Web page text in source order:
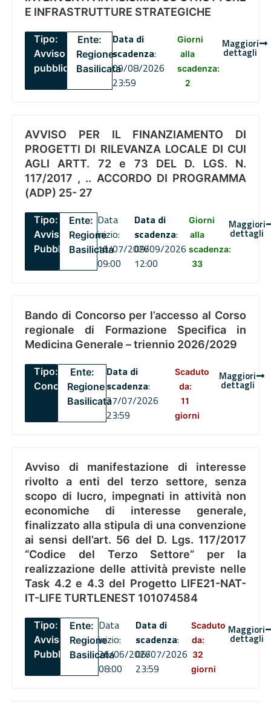
E INFRASTRUTTURE STRATEGICHE
Tipo:
Avviso
pubblico
Ente:
Regione
Basilicata
Data di
scadenza:
09/08/2026
23:59
Giorni
alla
scadenza:
2
Maggiori
dettagli
AVVISO PER IL FINANZIAMENTO DI
PROGETTI DI RILEVANZA LOCALE DI CUI
AGLI ARTT. 72 e 73 DEL D. LGS. N.
117/2017 , .. ACCORDO DI PROGRAMMA
(ADP) 25- 27
Tipo:
Avviso
Pubblico
Ente:
Regione
Basilicata
Data
inizio:
16/07/2026
09:00
Data di
scadenza:
09/09/2026
12:00
Giorni
alla
scadenza:
33
Maggiori
dettagli
Bando di Concorso per l’accesso al Corso
regionale di Formazione Specifica in
Medicina Generale – triennio 2026/2029
Tipo:
Concorsi
Ente:
Regione
Basilicata
Data di
scadenza:
27/07/2026
23:59
Scaduto
da:
11
giorni
Maggiori
dettagli
Avviso di manifestazione di interesse
rivolto a enti del terzo settore, senza
scopo di lucro, impegnati in attività non
economiche di interesse generale,
finalizzato alla stipula di una convenzione
ai sensi dell’art. 56 del D. Lgs. 117/2017
“Codice del Terzo Settore” per la
realizzazione delle attività previste nelle
Task 4.2 e 4.3 del Progetto LIFE21-NAT-
IT-LIFE TURTLENEST 101074584
Tipo:
Avviso
Pubblico
Ente:
Regione
Basilicata
Data
inizio:
26/06/2026
08:00
Data di
scadenza:
06/07/2026
23:59
Scaduto
da:
32
giorni
Maggiori
dettagli